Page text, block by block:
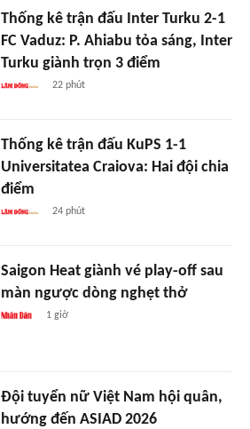
Thống kê trận đấu Inter Turku 2-1
FC Vaduz: P. Ahiabu tỏa sáng, Inter
Turku giành trọn 3 điểm
22 phút
Thống kê trận đấu KuPS 1-1
Universitatea Craiova: Hai đội chia
điểm
24 phút
Saigon Heat giành vé play-off sau
màn ngược dòng nghẹt thở
1 giờ
Đội tuyển nữ Việt Nam hội quân,
hướng đến ASIAD 2026